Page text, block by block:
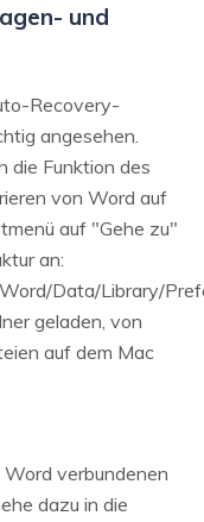
und
Recovery-
angesehen.
die Funktion des
von Word auf
auf "Gehe zu"
an:
Data/Library/
geladen, von
auf dem Mac
verbundenen
dazu in die